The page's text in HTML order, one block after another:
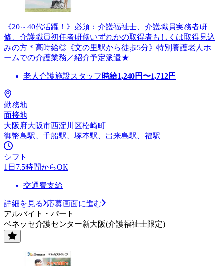
《20～40代活躍！》必須：介護福祉士、介護職員実務者研
修、介護職員初任者研修いずれかの取得者もしくは取得見込
みの方＊高時給◎《文の里駅から徒歩5分》特別養護老人ホ
ームでの介護業務／紹介予定派遣★
老人介護施設スタッフ 時給1,240円〜1,712円
勤務地
面接地
大阪府大阪市西淀川区松崎町
御幣島駅、千船駅、塚本駅、出来島駅、福駅
シフト
1日7.5時間からOK
交通費支給
詳細を見る
応募画面に進む
アルバイト・パート
ベネッセ介護センター新大阪(介護福祉士限定)